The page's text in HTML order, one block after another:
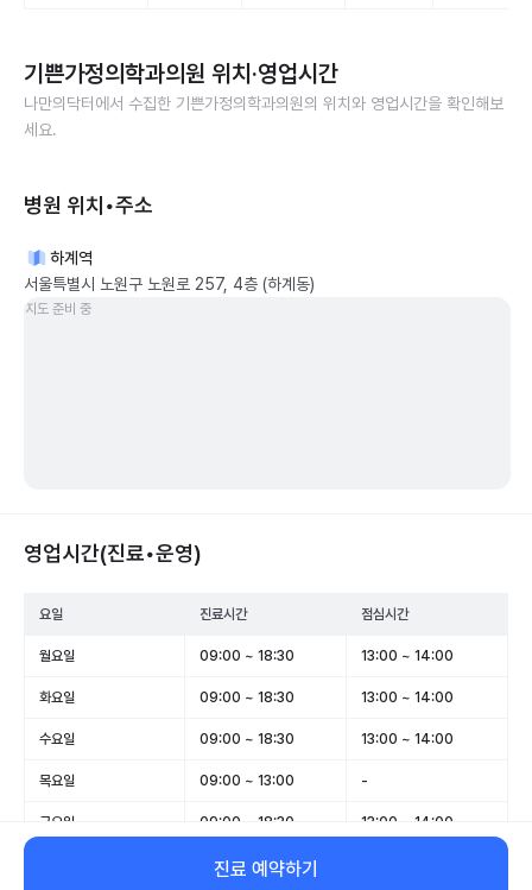
기쁜가정의학과의원 위치·영업시간
나만의닥터에서 수집한 기쁜가정의학과의원의 위치와 영업시간을 확인해보
세요.
병원 위치•주소
하계역
서울특별시 노원구 노원로 257, 4층 (하계동)
지도 준비 중
영업시간(진료•운영)
요일 진료시간 점심시간
월요일 09:00 ~ 18:30 13:00 ~ 14:00
화요일 09:00 ~ 18:30 13:00 ~ 14:00
수요일 09:00 ~ 18:30 13:00 ~ 14:00
목요일 09:00 ~ 13:00 -
금요일 09:00 ~ 18:30 13:00 ~ 14:00
09:00 ~ 14:00
진료 예약하기